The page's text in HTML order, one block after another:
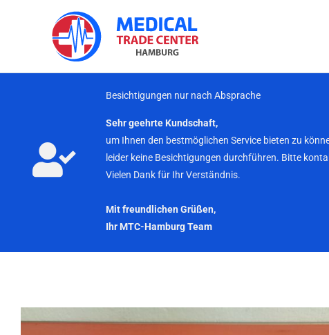
Besichtigungen nur nach Absprache
Sehr geehrte Kundschaft,
um Ihnen den bestmöglichen Service bieten zu
leider keine Besichtigungen durchführen. Bitte
Vielen Dank für Ihr Verständnis.
Mit freundlichen Grüßen,
Ihr MTC-Hamburg Team